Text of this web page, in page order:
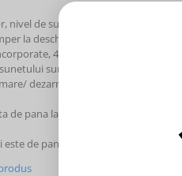
nivel de sunet reglabil intre 81 si 105
la deschiderea carcasei.
4 x baterii 3 V tip CR123A
sunt personalizabile (81-105
dezarmare / armat).Indicatorul
de pana la 2000 de metri de unitatea
de pana la 5 ani.